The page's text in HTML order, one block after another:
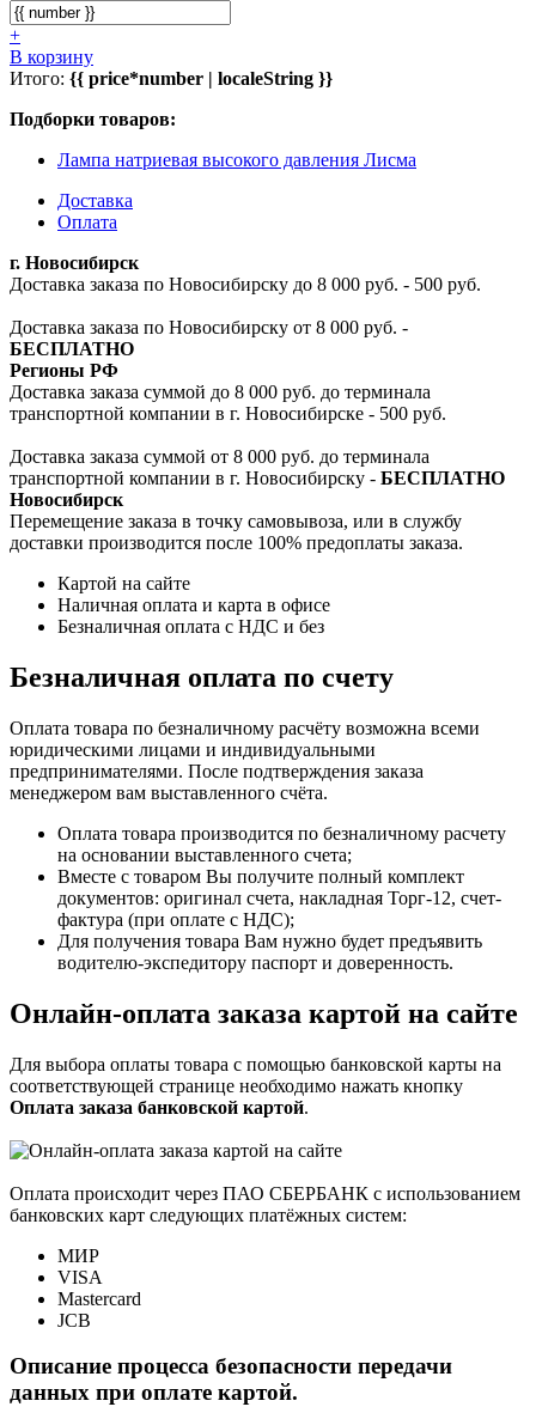
+
В корзину
Итого: {{ price*number | localeString }}
Подборки товаров:
Лампа натриевая высокого давления Лисма
Доставка
Оплата
г. Новосибирск
Доставка заказа по Новосибирску до 8 000 руб. - 500 руб.
Доставка заказа по Новосибирску от 8 000 руб. -
БЕСПЛАТНО
Регионы РФ
Доставка заказа суммой до 8 000 руб. до терминала
транспортной компании в г. Новосибирске - 500 руб.
Доставка заказа суммой от 8 000 руб. до терминала
транспортной компании в г. Новосибирску - БЕСПЛАТНО
Новосибирск
Перемещение заказа в точку самовывоза, или в службу
доставки производится после 100% предоплаты заказа.
Картой на сайте
Наличная оплата и карта в офисе
Безналичная оплата с НДС и без
Безналичная оплата по счету
Оплата товара по безналичному расчёту возможна всеми
юридическими лицами и индивидуальными
предпринимателями. После подтверждения заказа
менеджером вам выставленного счёта.
Оплата товара производится по безналичному расчету
на основании выставленного счета;
Вместе с товаром Вы получите полный комплект
документов: оригинал счета, накладная Торг-12, счет-
фактура (при оплате с НДС);
Для получения товара Вам нужно будет предъявить
водителю-экспедитору паспорт и доверенность.
Онлайн-оплата заказа картой на сайте
Для выбора оплаты товара с помощью банковской карты на
соответствующей странице необходимо нажать кнопку
Оплата заказа банковской картой.
Оплата происходит через ПАО СБЕРБАНК с использованием
банковских карт следующих платёжных систем:
МИР
VISA
Mastercard
JCB
Описание процесса безопасности передачи
данных при оплате картой.